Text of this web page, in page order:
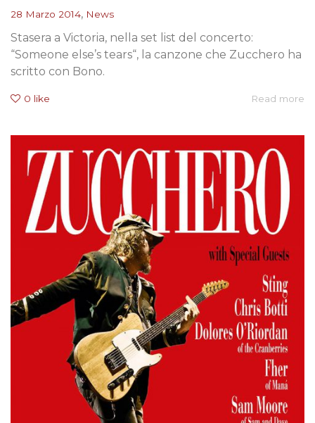
28 Marzo 2014, News
Stasera a Victoria, nella set list del concerto:
“Someone else’s tears“, la canzone che Zucchero ha
scritto con Bono.
0 like Read more